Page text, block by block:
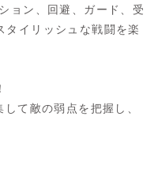
ョン、回避、ガード、受
タイリッシュな戦闘を楽
て敵の弱点を把握し、